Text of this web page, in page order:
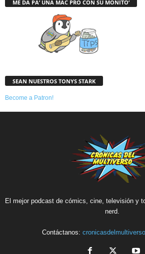
ME DA PA’ UNA MAC PRO CON SU MONITO’
SEAN NUESTROS TONYS STARK
Become a Patron!
El mejor podcast de cómics, cine, televisión y
nerd.
Contáctanos: